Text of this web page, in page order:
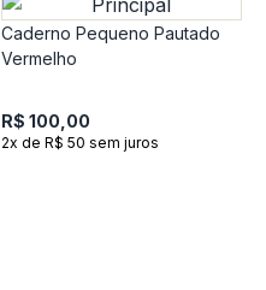
Caderno Pequeno Pautado
Vermelho
R$ 100,00
2x de R$ 50 sem juros